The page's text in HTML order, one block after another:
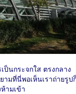
นกระจกใส ตรงกลาง
ามที่นี่พอเห็นเราถ่ายรูป
ามเข้า